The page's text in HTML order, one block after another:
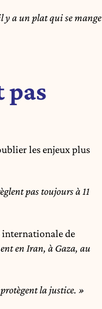
y a un plat qui se mange
pas
les enjeux plus
pas toujours à 11
de
en Iran, à Gaza, au
la justice. »